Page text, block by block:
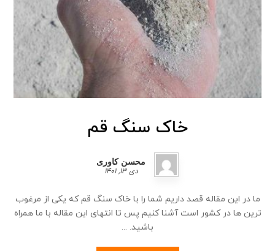
خاک سنگ قم
محسن کاوری
دی ۱۳, ۱۴۰۱
ما در این مقاله قصد داریم شما را با خاک سنگ قم که یکی از مرغوب
ترین ها در کشور است آشنا کنیم پس تا انتهای این مقاله با ما همراه
باشید. ...